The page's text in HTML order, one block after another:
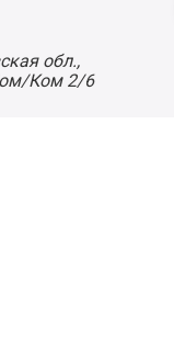
обл.,
Ком 2/6